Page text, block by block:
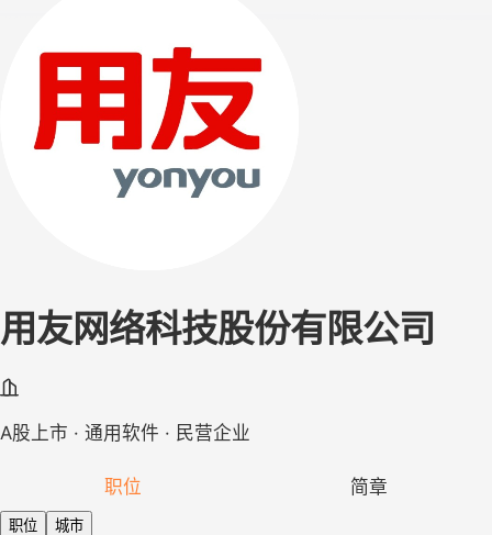
用友网络科技股份有限公司
A股上市 · 通用软件 · 民营企业
职位 简章
职位 城市